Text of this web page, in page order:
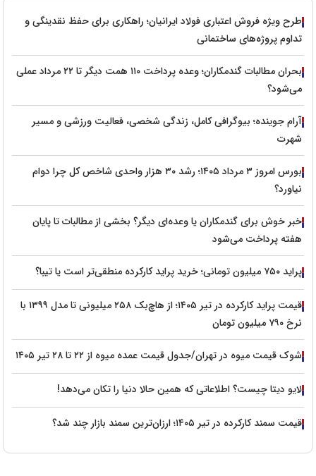
طرح ویژه فروش اعتباری فولاد ایرانیان؛ راهکاری برای حفظ نقدینگی و
تداوم پروژه‌های ساختمانی
بحران مطالبات گندمکاران؛ وعده پرداخت ۱۱۰ همت دیگر تا ۲۲ مرداد عملی
می‌شود؟
آرام جوینده؛ بیوگرافی کامل، زندگی شخصی، فعالیت ورزشی و مسیر
شهرت
بورس امروز ۳ مرداد ۱۴۰۵؛ رشد ۳۰ هزار واحدی شاخص کل چرا دوام
نیاورد؟
خبر خوش برای گندمکاران یا وعده‌ای دیگر؟ بخشی از مطالبات تا پایان
هفته پرداخت می‌شود
پراید ۷۵۰ میلیون تومانی؛ خرید پراید کارکرده منطقی‌تر است یا تیبا؟
قیمت پراید کارکرده در تیر ۱۴۰۵؛ از هاچ‌بک ۲۵۸ میلیونی تا مدل ۱۳۹۹ با
نرخ ۷۹۰ میلیون تومان
شوک قیمت میوه در تهران/جدول قیمت عمده میوه از ۲۲ تا ۲۸ تیر ۱۴۰۵
لایو دیتا چیست؟ اطلاعاتی که همین حالا دنیا را تکان می‌دهد!
قیمت سمند کارکرده در تیر ۱۴۰۵؛ ارزان‌ترین سمند بازار چند شد؟